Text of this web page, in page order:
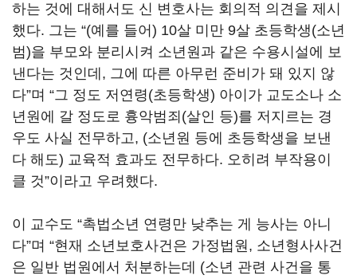
하는 것에 대해서도 신 변호사는 회의적 의견을 제시
했다. 그는 “(예를 들어) 10살 미만 9살 초등학생(소년
범)을 부모와 분리시켜 소년원과 같은 수용시설에 보
낸다는 것인데, 그에 따른 아무런 준비가 돼 있지 않
다”며 “그 정도 저연령(초등학생) 아이가 교도소나 소
년원에 갈 정도로 흉악범죄(살인 등)를 저지르는 경
우도 사실 전무하고, (소년원 등에 초등학생을 보낸
다 해도) 교육적 효과도 전무하다. 오히려 부작용이
클 것”이라고 우려했다.
이 교수도 “촉법소년 연령만 낮추는 게 능사는 아니
다”며 “현재 소년보호사건은 가정법원, 소년형사사건
은 일반 법원에서 처분하는데 (소년 관련 사건을 통